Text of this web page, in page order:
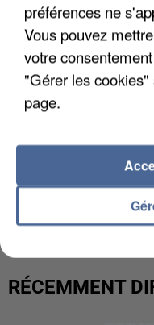
L’UN DES
MAFIA INTERPELLÉ
RÉCEMMENT
préférences ne
Vous pouvez
votre
"Gérer les
page.